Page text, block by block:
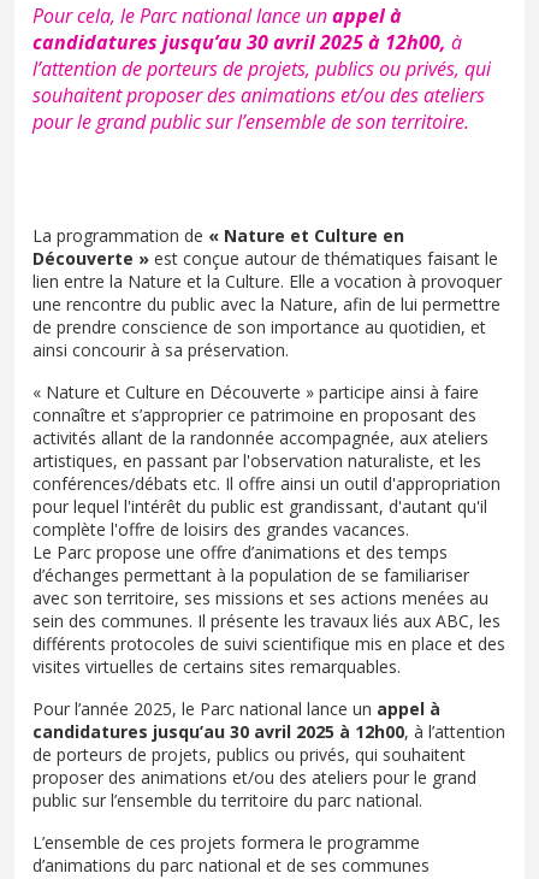
Pour cela, le Parc national lance unappel à
candidatures jusqu’au 30 avril 2025 à 12h00, à
l’attention de porteurs de projets, publics ou privés, qui
souhaitent proposer des animations et/ou des ateliers
pour le grand public sur l’ensemble de son territoire.
La programmation de « Nature et Culture en
Découverte » est conçue autour de thématiques faisant le
lien entre la Nature et la Culture. Elle a vocation à provoquer
une rencontre du public avec la Nature, afin de lui permettre
de prendre conscience de son importance au quotidien, et
ainsi concourir à sa préservation.
« Nature et Culture en Découverte » participe ainsi à faire
connaître et s’approprier ce patrimoine en proposant des
activités allant de la randonnée accompagnée, aux ateliers
artistiques, en passant par l'observation naturaliste, et les
conférences/débats etc. Il offre ainsi un outil d'appropriation
pour lequel l'intérêt du public est grandissant, d'autant qu'il
complète l'offre de loisirs des grandes vacances.
Le Parc propose une offre d’animations et des temps
d’échanges permettant à la population de se familiariser
avec son territoire, ses missions et ses actions menées au
sein des communes. Il présente les travaux liés aux ABC, les
différents protocoles de suivi scientifique mis en place et des
visites virtuelles de certains sites remarquables.
Pour l’année 2025, le Parc national lance un appel à
candidatures jusqu’au 30 avril 2025 à 12h00, à l’attention
de porteurs de projets, publics ou privés, qui souhaitent
proposer des animations et/ou des ateliers pour le grand
public sur l’ensemble du territoire du parc national.
L’ensemble de ces projets formera le programme
d’animations du parc national et de ses communes